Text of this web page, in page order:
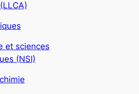
et sciences
(NSI)